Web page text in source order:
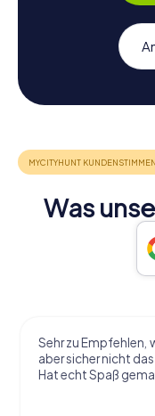
Was
Sehr zu Empfehlen,
aber sicher nicht
Hat echt Spaß